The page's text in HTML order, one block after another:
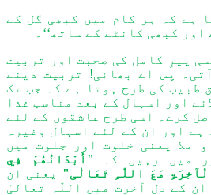
ہے کہ ہر کام میں کبھی گل کے
کبھی کانٹے کے ساتھ‘‘۔
پیرِ کامل کی صحبت اور تربیت
پس اے بھائی! تربیت دینے
طبیب کی طرح ہوتا ہے کہ جب تک
اور اسہال کے بعد مناسب غذا
کرے۔ اسی طرح عاشقوں کے لئے
ہے اور ان کے لئے اسہال وغیرہ
ملا یعنی خلوت اور جلوت میں
میں رہیں کہ "أَبْدَانُھُمْ فِي
مَعَ اللّٰہِ تَعَالٰی"
یعنی ان
کے دل آخرت میں
اللّٰہ
تعالیٰ